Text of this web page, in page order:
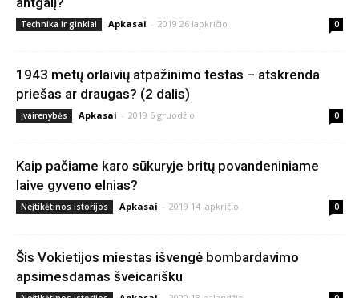
Technika ir ginklai Apkasai - 2019 26 lapkričio 0
1943 metų orlaivių atpažinimo testas – atskrenda
priešas ar draugas? (2 dalis)
Įvairenybės Apkasai - 2019 6 gruodžio 0
Kaip pačiame karo sūkuryje britų povandeniniame
laive gyveno elnias?
Neįtikėtinos istorijos Apkasai - 2019 14 lapkričio 0
Šis Vokietijos miestas išvengė bombardavimo
apsimesdamas šveicarišku